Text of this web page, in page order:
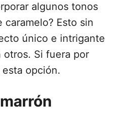
algunos tonos
caramelo? Esto sin
único e intrigante
otros. Si fuera por
opción.